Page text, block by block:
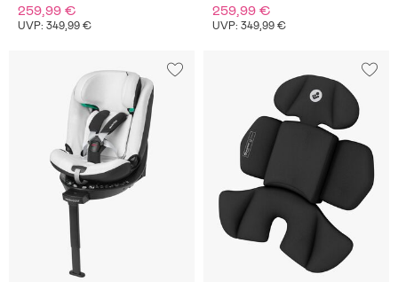
259,99 €
UVP: 349,99 €
259,99 €
UVP: 349,99 €